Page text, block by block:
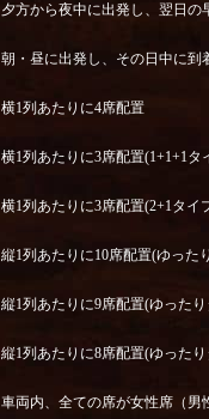
夕方から夜中に出発し、翌日の
朝・昼に出発し、その日中に到
横1列あたりに4席配置
横1列あたりに3席配置(1+1+1タ
横1列あたりに3席配置(2+1タイ
縦1列あたりに10席配置(ゆった
縦1列あたりに9席配置(ゆった
縦1列あたりに8席配置(ゆった
車両内、全ての席が女性席（男